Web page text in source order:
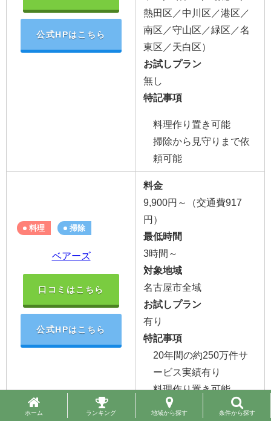
公式HPはこちら
熱田区／中川区／港区／
南区／守山区／緑区／名
東区／天白区）
お試しプラン
無し
特記事項
料理作り置き可能
掃除から見守りまで依
頼可能
料理 掃除
ベアーズ
口コミはこちら
公式HPはこちら
料金
9,900円～（交通費917
円）
最低時間
3時間～
対象地域
名古屋市全域
お試しプラン
有り
特記事項
20年間の約250万件サ
ービス実績有り
料理作り置き可能
料金